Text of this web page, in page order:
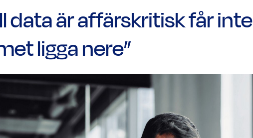
data är affärskritisk får inte
ligga nere”